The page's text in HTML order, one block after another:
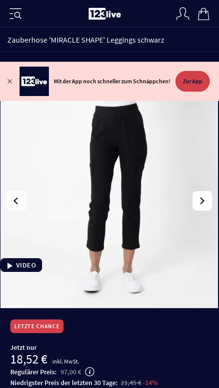
Zauberhose 'MIRACLE SHAPE' Leggings schwarz
Mit der App noch schneller zum Schnäppchen! Zur App
VIDEO
LETZTE CHANCE
Jetzt nur
18,52 € inkl. MwSt.
Regulärer Preis: 97,00 €
niedrigster Preis der letzten 30 Tage: 21,45 €-14%